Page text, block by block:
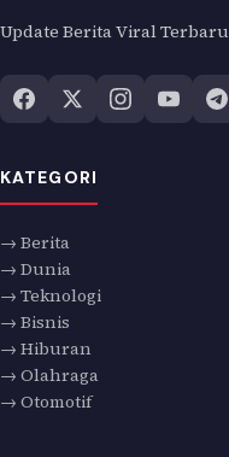
Update Berita Viral Terbaru
KATEGORI
→ Berita
→ Dunia
→ Teknologi
→ Bisnis
→ Hiburan
→ Olahraga
→ Otomotif